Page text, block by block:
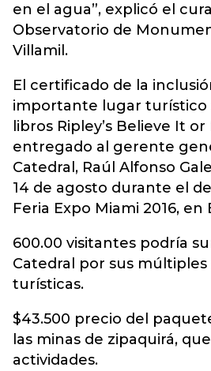
en el agua”, explicó el
Observatorio de
Villamil.
El certificado de la
importante lugar turístico
libros Ripley’s Believe It or
entregado al gerente
Catedral, Raúl Alfonso
14 de agosto durante el
Feria Expo Miami 2016, en
600.00 visitantes podría
Catedral por sus múltiples
turísticas.
$43.500 precio del
las minas de zipaquirá,
actividades.